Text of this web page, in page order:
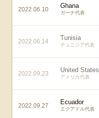
2022.06.10 Ghana
ガーナ代表
2022.06.14 Tunisia
チュニジア代表
2022.09.23 United States
アメリカ代表
2022.09.27 Ecuador
エクアドル代表